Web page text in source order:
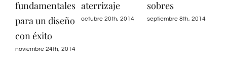
fundamentales
para un diseño
con éxito
noviembre 24th, 2014
aterrizaje
octubre 20th, 2014
sobres
septiembre 8th, 2014